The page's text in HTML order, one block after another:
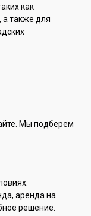
как
также для
Мы подберем
аренда на
решение.